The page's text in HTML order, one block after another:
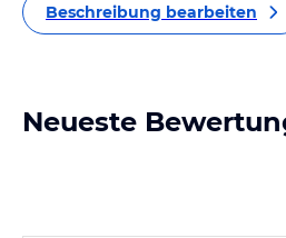
Beschreibung bearbeiten
Neueste